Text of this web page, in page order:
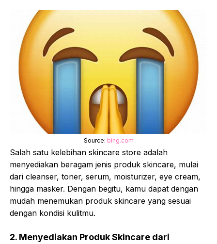
Source: bing.com
Salah satu kelebihan skincare store adalah
menyediakan beragam jenis produk skincare, mulai
dari cleanser, toner, serum, moisturizer, eye cream,
hingga masker. Dengan begitu, kamu dapat dengan
mudah menemukan produk skincare yang sesuai
dengan kondisi kulitmu.
2. Menyediakan Produk Skincare dari